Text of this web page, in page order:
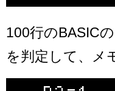
100行のBASIC
を判定して、メ